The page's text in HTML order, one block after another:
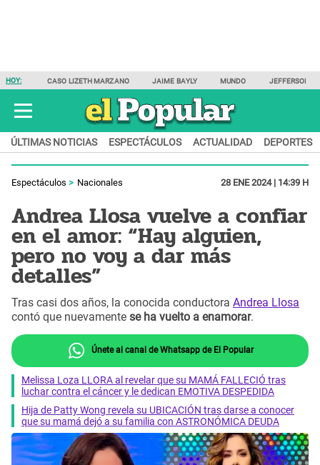
HOY: CASO LIZETH MARZANO JAIME BAYLY MUNDO JEFFERSON
ÚLTIMAS NOTICIAS ESPECTÁCULOS ACTUALIDAD DEPORTES
Espectáculos Nacionales 28 ENE 2024 | 14:39 H
Andrea Llosa vuelve a confiar
en el amor: “Hay alguien,
pero no voy a dar más
detalles”
Tras casi dos años, la conocida conductora Andrea Llosa
contó que nuevamente se ha vuelto a enamorar.
Únete al canal de Whatsapp de El Popular
Melissa Loza LLORA al revelar que su MAMÁ FALLECIÓ tras
luchar contra el cáncer y le dedican EMOTIVA DESPEDIDA
Hija de Patty Wong revela su UBICACIÓN tras darse a conocer
que su mamá dejó a su familia con ASTRONÓMICA DEUDA